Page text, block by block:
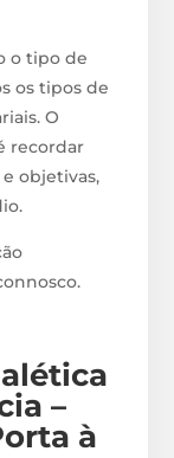
o tipo de
os tipos de
O
recordar
objetivas,
–
à